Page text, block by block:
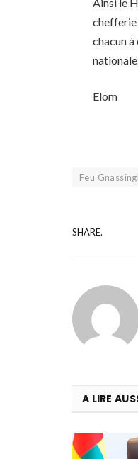
chefferie
chacun
nationale.
Elom
Feu
SHARE.
A LIRE